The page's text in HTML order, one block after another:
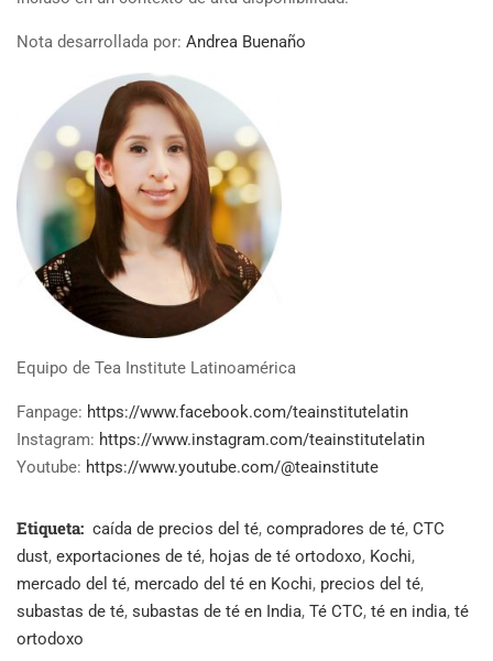
Nota desarrollada por: Andrea Buenaño
Equipo de Tea Institute Latinoamérica
Fanpage: https://www.facebook.com/teainstitutelatin
Instagram: https://www.instagram.com/teainstitutelatin
Youtube: https://www.youtube.com/@teainstitute
Etiqueta: caída de precios del té, compradores de té, CTC
dust, exportaciones de té, hojas de té ortodoxo, Kochi,
mercado del té, mercado del té en Kochi, precios del té,
subastas de té, subastas de té en India, Té CTC, té en india, té
ortodoxo